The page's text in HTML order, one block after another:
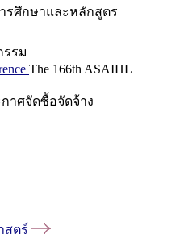
รศึกษาและหลักสูตร
รม
The 166th ASAIHL
าศจัดซื้อจัดจ้าง
สตร์